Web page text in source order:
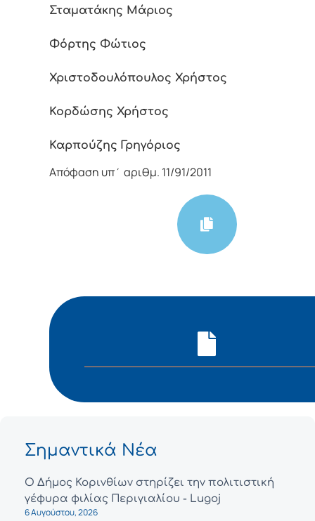
Σταματάκης Μάριος
Φόρτης Φώτιος
Χριστοδουλόπουλος Χρήστος
Κορδώσης Χρήστος
Καρπούζης Γρηγόριος
Απόφαση υπ΄ αριθμ. 11/91/2011
Σημαντικά Νέα
Ο Δήμος Κορινθίων στηρίζει την πολιτιστική
γέφυρα φιλίας Περιγιαλίου - Lugoj
6 Αυγούστου, 2026